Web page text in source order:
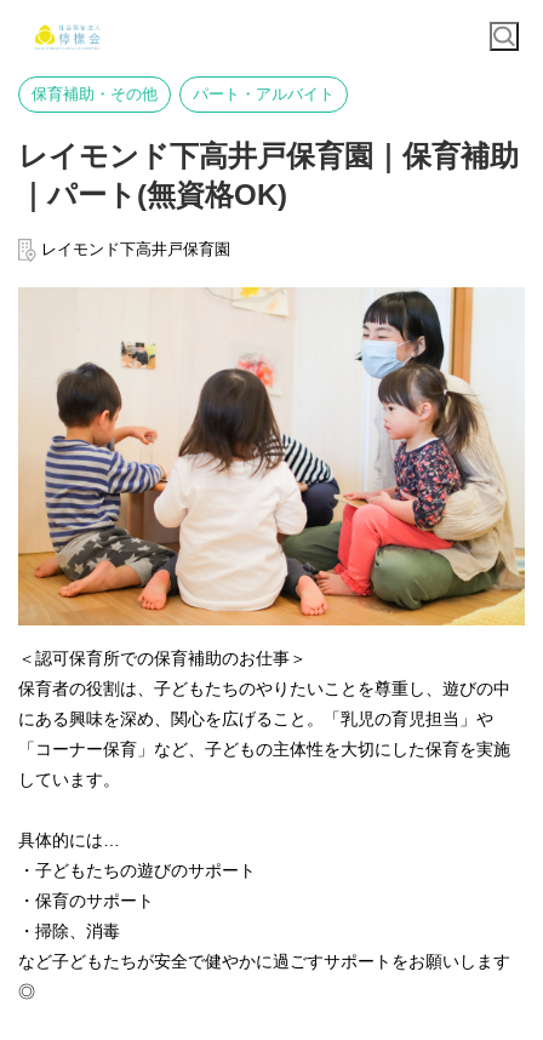
保育補助・その他 パート・アルバイト
レイモンド下高井戸保育園｜保育補助
｜パート(無資格OK)
レイモンド下高井戸保育園
＜認可保育所での保育補助のお仕事＞
保育者の役割は、子どもたちのやりたいことを尊重し、遊びの中
にある興味を深め、関心を広げること。「乳児の育児担当」や
「コーナー保育」など、子どもの主体性を大切にした保育を実施
しています。
具体的には…
・子どもたちの遊びのサポート
・保育のサポート
・掃除、消毒
など子どもたちが安全で健やかに過ごすサポートをお願いします
◎